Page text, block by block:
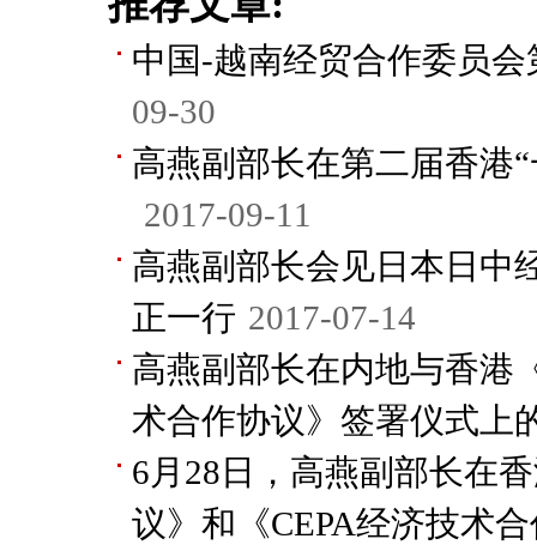
中国-越南经贸合作委员
09-30
高燕副部长在第二届香港
2017-09-11
高燕副部长会见日本日中
正一行 2017-07-14
高燕副部长在内地与香港
术合作协议》签署仪式上
6月28日，高燕副部长在
议》和《CEPA经济技术